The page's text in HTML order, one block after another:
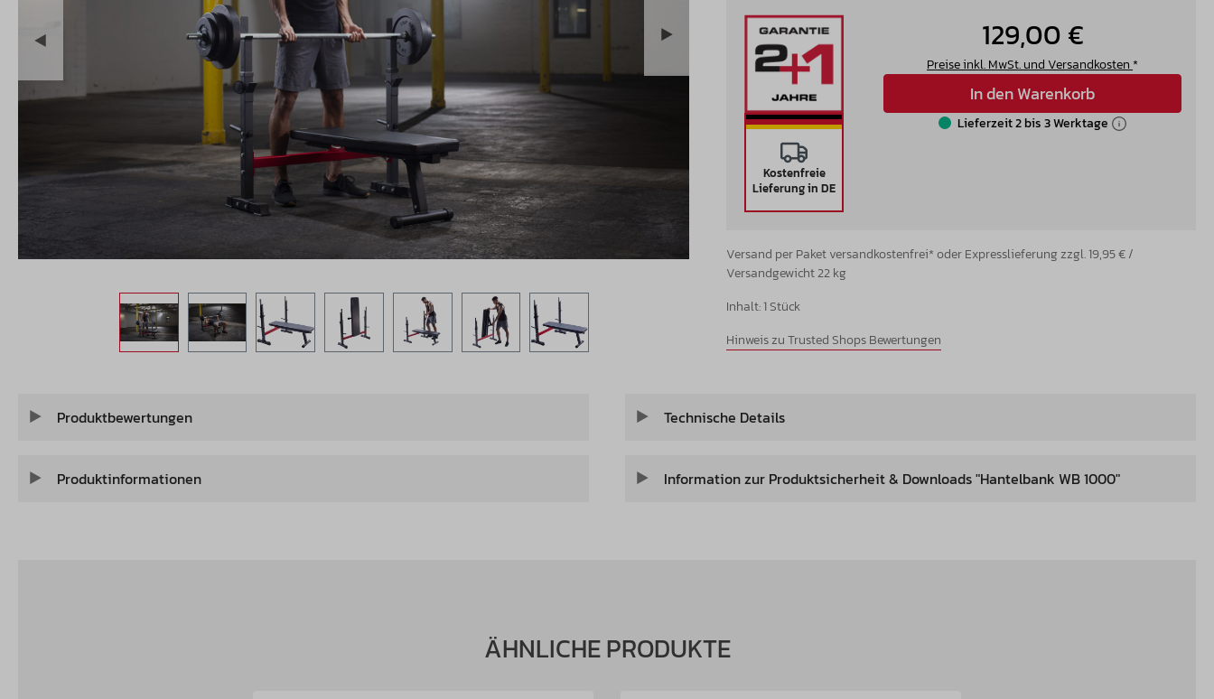
Kostenfreie
Lieferung in DE
129,00 €
Preise inkl. MwSt. und Versandkosten *
In den Warenkorb
Lieferzeit 2 bis 3 Werktage
Versand per Paket versandkostenfrei* oder Expresslieferung zzgl. 19,95 € /
Versandgewicht 22 kg
Inhalt:1 Stück
Hinweis zu Trusted Shops Bewertungen
Produktbewertungen
Produktinformationen
Technische Details
Information zur Produktsicherheit & Downloads "Hantelbank WB 1000"
ÄHNLICHE PRODUKTE